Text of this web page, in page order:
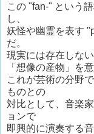
この "fan-" という
し、
妖怪や幽霊を表す
だ。
現実には存在しな
「想像の産物」を
これが芸術の分野
ものとの
対比として、音楽
ョンで
即興的に演奏する